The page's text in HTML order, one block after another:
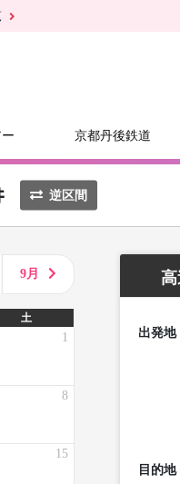
京都丹後鉄道
逆区間
9月
土
1
8
15
出発地
目的地